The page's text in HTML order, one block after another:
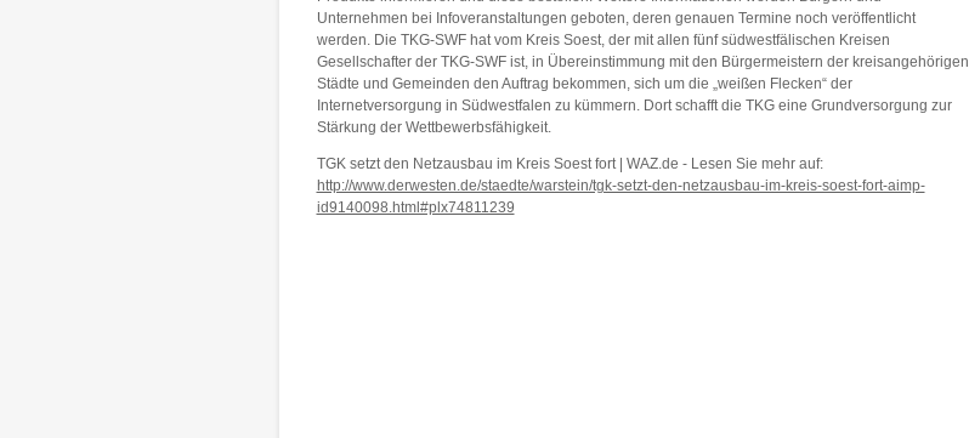
Unternehmen bei Infoveranstaltungen geboten, deren genauen Termine noch veröffentlicht
werden. Die TKG-SWF hat vom Kreis Soest, der mit allen fünf südwestfälischen Kreisen
Gesellschafter der TKG-SWF ist, in Übereinstimmung mit den Bürgermeistern der kreisangehörigen
Städte und Gemeinden den Auftrag bekommen, sich um die „weißen Flecken“ der
Internetversorgung in Südwestfalen zu kümmern. Dort schafft die TKG eine Grundversorgung zur
Stärkung der Wettbewerbsfähigkeit.
TGK setzt den Netzausbau im Kreis Soest fort | WAZ.de - Lesen Sie mehr auf:
http://www.derwesten.de/staedte/warstein/tgk-setzt-den-netzausbau-im-kreis-soest-fort-aimp-
id9140098.html#plx74811239